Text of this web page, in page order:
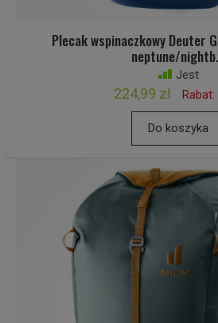
Plecak wspinaczkowy Deuter
neptune/
Jest
224,99 zł Rabat:
Do koszyka